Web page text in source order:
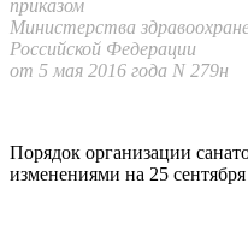
приказом
Министерства
Российской Федерации
от 5 мая 2016 года N 279н
Порядок организации
изменениями на 25